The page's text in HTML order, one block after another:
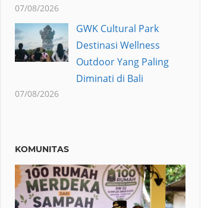
07/08/2026
GWK Cultural Park
Destinasi Wellness
Outdoor Yang Paling
Diminati di Bali
07/08/2026
KOMUNITAS